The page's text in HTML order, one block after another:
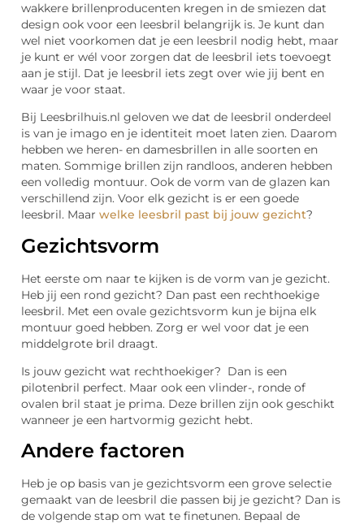
wakkere brillenproducenten kregen in de smiezen dat
design ook voor een leesbril belangrijk is. Je kunt dan
wel niet voorkomen dat je een leesbril nodig hebt, maar
je kunt er wél voor zorgen dat de leesbril iets toevoegt
aan je stijl. Dat je leesbril iets zegt over wie jij bent en
waar je voor staat.
Bij Leesbrilhuis.nl geloven we dat de leesbril onderdeel
is van je imago en je identiteit moet laten zien. Daarom
hebben we heren- en damesbrillen in alle soorten en
maten. Sommige brillen zijn randloos, anderen hebben
een volledig montuur. Ook de vorm van de glazen kan
verschillend zijn. Voor elk gezicht is er een goede
leesbril. Maar welke leesbril past bij jouw gezicht?
Gezichtsvorm
Het eerste om naar te kijken is de vorm van je gezicht.
Heb jij een rond gezicht? Dan past een rechthoekige
leesbril. Met een ovale gezichtsvorm kun je bijna elk
montuur goed hebben. Zorg er wel voor dat je een
middelgrote bril draagt.
Is jouw gezicht wat rechthoekiger? Dan is een
pilotenbril perfect. Maar ook een vlinder-, ronde of
ovalen bril staat je prima. Deze brillen zijn ook geschikt
wanneer je een hartvormig gezicht hebt.
Andere factoren
Heb je op basis van je gezichtsvorm een grove selectie
gemaakt van de leesbril die passen bij je gezicht? Dan is
de volgende stap om wat te finetunen. Bepaal de